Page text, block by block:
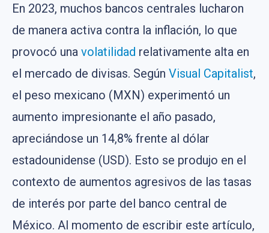
En 2023, muchos bancos centrales lucharon
de manera activa contra la inflación, lo que
provocó una volatilidad relativamente alta en
el mercado de divisas. Según Visual Capitalist,
el peso mexicano (MXN) experimentó un
aumento impresionante el año pasado,
apreciándose un 14,8% frente al dólar
estadounidense (USD). Esto se produjo en el
contexto de aumentos agresivos de las tasas
de interés por parte del banco central de
México. Al momento de escribir este artículo,